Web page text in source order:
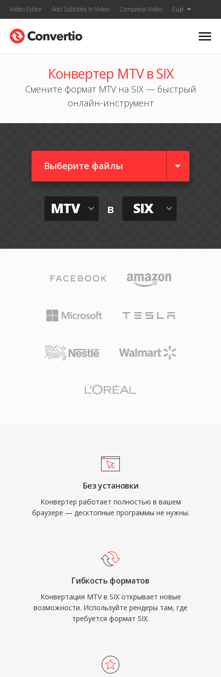
Video Editor Add Subtitles to Video Compress Video Ещё
Конвертер MTV в SIX
Смените формат MTV на SIX — быстрый
онлайн-инструмент
Выберите файлы
MTV в SIX
Без установки
Конвертер работает полностью в вашем
браузере — десктопные программы не нужны.
Гибкость форматов
Конвертация MTV в SIX открывает новые
возможности. Используйте рендеры там, где
требуется формат SIX.